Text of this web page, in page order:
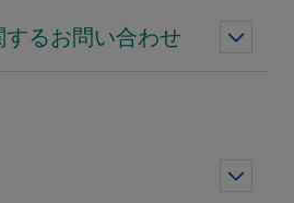
るお問い合わせ